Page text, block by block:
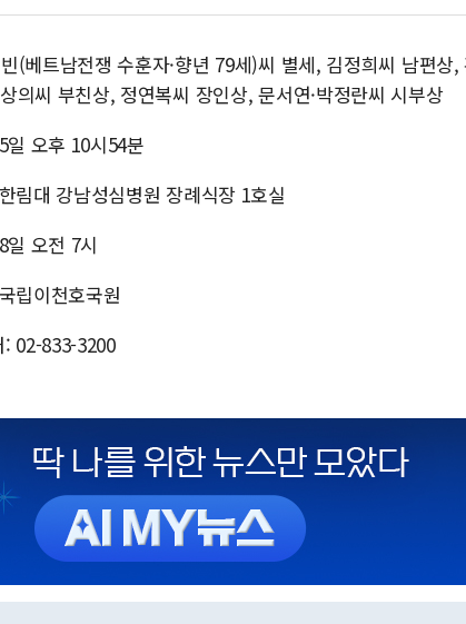
이란 핵
美 고용
[AI MY
(베트남전쟁 수훈자·향년 79세)씨 별세, 김정희씨 남편상,
의씨 부친상, 정연복씨 장인상, 문서연·박정란씨 시부상
일 오후 10시54분
림대 강남성심병원 장례식장 1호실
일 오전 7시
립이천호국원
: 02-833-3200